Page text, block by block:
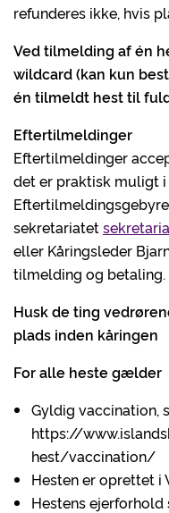
refunderes ikke, hvis
Ved tilmelding af én
wildcard (kan kun
én tilmeldt hest til
Eftertilmeldinger
Eftertilmeldinger
det er praktisk muligt
sekretariatet
eller Kåringsleder
tilmelding og betaling.
Husk de ting
plads inden kåringen
For alle heste gælder
Gyldig vaccination,
https://
hest/vaccination/
Hesten er oprettet i
Hestens ejerforhold